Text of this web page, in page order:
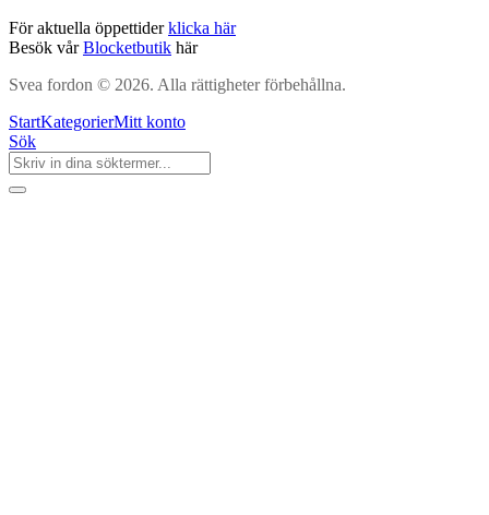
För aktuella öppettiderklicka här
Besök vårBlocketbutik här
Svea fordon © 2026. Alla rättigheter förbehållna.
StartKategorierMitt konto
Sök